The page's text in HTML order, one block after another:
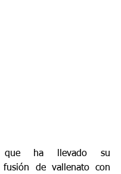
que ha llevado su
fusión de vallenato con